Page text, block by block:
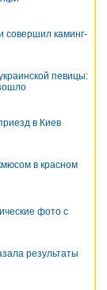
совершил каминг-
певицы:
в Киев
в красном
фото с
результаты